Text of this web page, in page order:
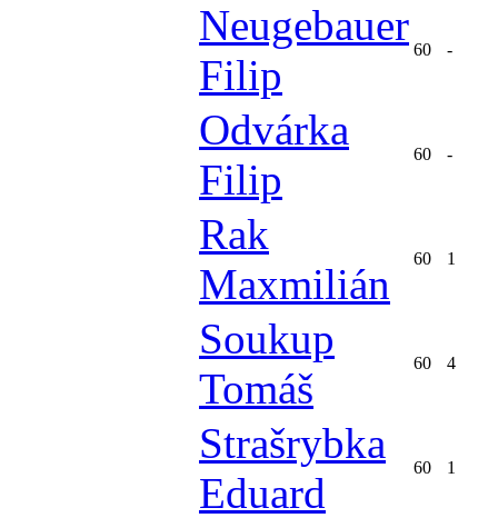
Neugebauer
Filip
60 -
Odvárka
Filip
60 -
Rak
Maxmilián
60 1
Soukup
Tomáš
60 4
Strašrybka
Eduard
60 1